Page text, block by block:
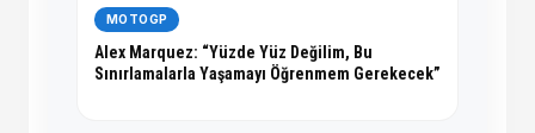
MOTOGP
Alex Marquez: “Yüzde Yüz Değilim, Bu
Sınırlamalarla Yaşamayı Öğrenmem Gerekecek”